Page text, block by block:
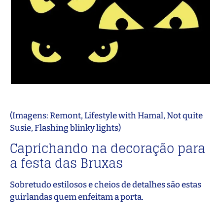
(Imagens: Remont, Lifestyle with Hamal, Not quite
Susie, Flashing blinky lights)
Caprichando na decoração para
a festa das Bruxas
Sobretudo estilosos e cheios de detalhes são estas
guirlandas quem enfeitam a porta.